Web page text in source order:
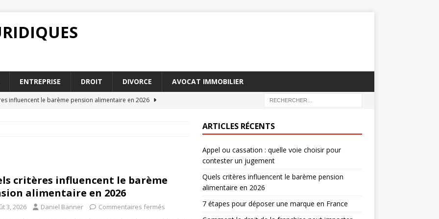
ENTREPRISE DROIT DIVORCE AVOCAT IMMOBILIER
influencent le barème pension alimentaire en 2026
: comment rédiger un courrier efficace pour votre
: quelle voie choisir pour contester un jugement
critères influencent le barème
alimentaire en 2026
3, 2026 Daniel Banner Commentaires fermés
ARTICLES RÉCENTS
Appel ou cassation : quelle voie choisir pour
contester un jugement
Quels critères influencent le barème pension
alimentaire en 2026
7 étapes pour déposer une marque en France